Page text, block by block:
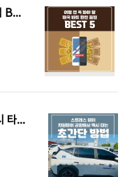
여행 전 꼭 봐야 할 태국 바트 환전 꿀팁 BEST 5
스트레스 없이 치앙마이 공항에서 택시 타는 초간단 방법